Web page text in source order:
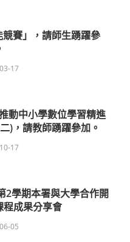
賽」，請師生踴躍參
17
動中小學數位學習精進
)，請教師踴躍參加。
17
2學期本署與大學合作開
程成果分享會
05